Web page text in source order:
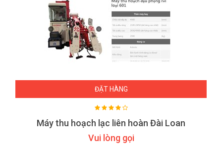
ĐẶT HÀNG
Máy thu hoạch lạc liên hoàn Đài Loan
Vui lòng gọi